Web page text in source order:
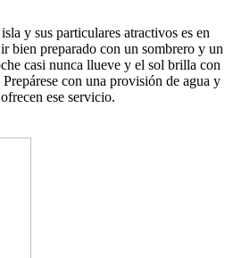
y sus particulares atractivos es en
bien preparado con un sombrero y un
casi nunca llueve y el sol brilla con
con una provisión de agua y
ese servicio.